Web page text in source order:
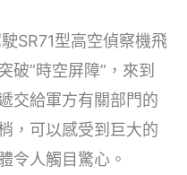
SR71型高空偵察機飛
破”時空屏障”，來到
交給軍方有關部門的
，可以感受到巨大的
令人觸目驚心。